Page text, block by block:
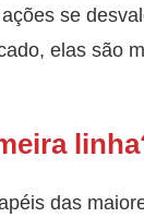
se
elas são
das